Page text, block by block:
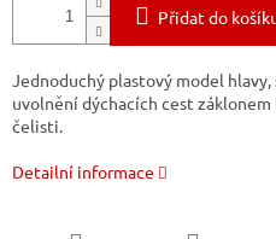
Přidat do
Jednoduchý plastový model
uvolnění dýchacích cest
čelisti.
Detailní informace